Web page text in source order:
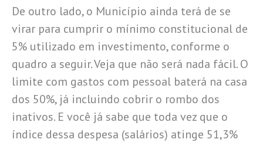
De outro lado, o Município ainda terá de se
virar para cumprir o mínimo constitucional de
5% utilizado em investimento, conforme o
quadro a seguir. Veja que não será nada fácil. O
limite com gastos com pessoal baterá na casa
dos 50%, já incluindo cobrir o rombo dos
inativos. E você já sabe que toda vez que o
índice dessa despesa (salários) atinge 51,3%